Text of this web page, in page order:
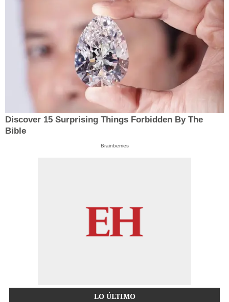
Discover 15 Surprising Things Forbidden By The
Bible
Brainberries
LO ÚLTIMO